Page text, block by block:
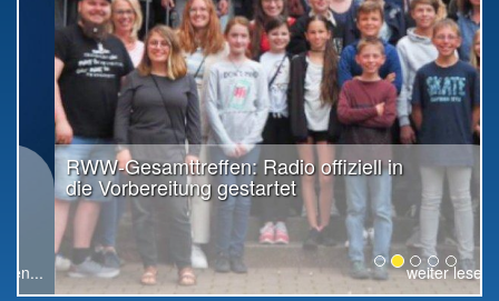
RWW-Gesamttreffen: Radio offiziell in
die Vorbereitung gestartet
weiter lesen...